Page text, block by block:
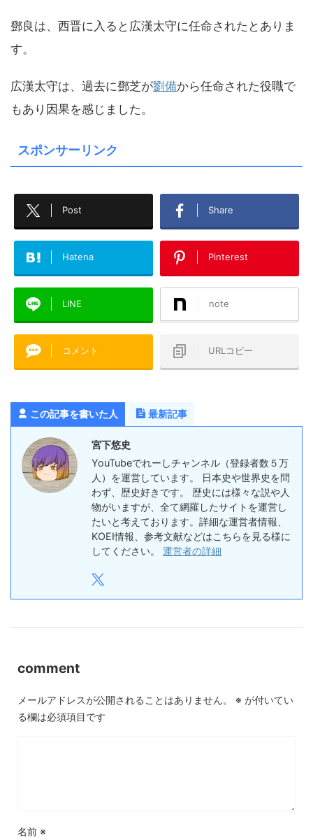
鄧良は、西晋に入ると広漢太守に任命されたとありま
す。
広漢太守は、過去に鄧芝が劉備から任命された役職で
もあり因果を感じました。
スポンサーリンク
Post Share
Hatena Pinterest
LINE note
コメント URLコピー
この記事を書いた人 最新記事
宮下悠史
YouTubeでれーしチャンネル（登録者数５万
人）を運営しています。 日本史や世界史を問
わず、歴史好きです。 歴史には様々な説や人
物がいますが、全て網羅したサイトを運営し
たいと考えております。詳細な運営者情報、
KOEI情報、参考文献などはこちらを見る様に
してください。 運営者の詳細
comment
メールアドレスが公開されることはありません。 ※ が付いてい
る欄は必須項目です
名前 ※